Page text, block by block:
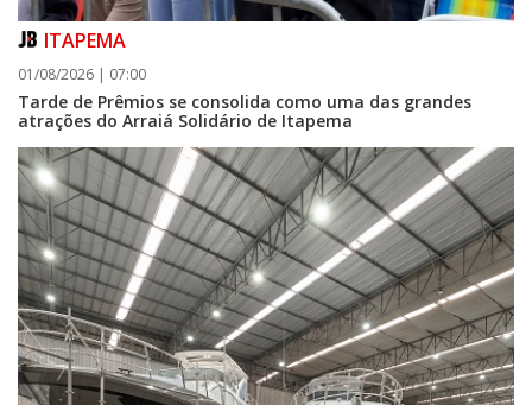
06/08/2026 | 07:00
Camboriú: exposição de arte transforma o Paço Municipal em um espaço
de cultura
ITAPEMA
01/08/2026 | 07:00
Tarde de Prêmios se consolida como uma das grandes
atrações do Arraiá Solidário de Itapema